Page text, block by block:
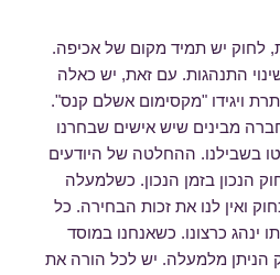
לחוק יש תמיד מקום של אכיפה.
התנהגות. עם זאת, יש כאלה
ויגידו "מקסימום אשלם קנס".
מבינים שיש אישים שבחרנו
בשבילנו. ההחלטה של היודעים
הנכון בזמן הנכון. כשלמעלה
ואין לנו את זכות הבחירה. כל
ינהג כרצונו. כשאנחנו במוסד
הניתן מלמעלה. יש לכל הורה את